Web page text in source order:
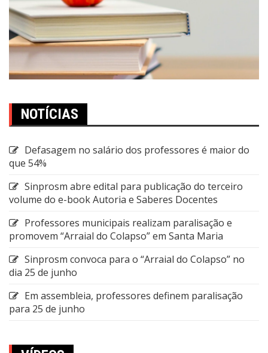
NOTÍCIAS
Defasagem no salário dos professores é maior do
que 54%
Sinprosm abre edital para publicação do terceiro
volume do e-book Autoria e Saberes Docentes
Professores municipais realizam paralisação e
promovem “Arraial do Colapso” em Santa Maria
Sinprosm convoca para o “Arraial do Colapso” no
dia 25 de junho
Em assembleia, professores definem paralisação
para 25 de junho